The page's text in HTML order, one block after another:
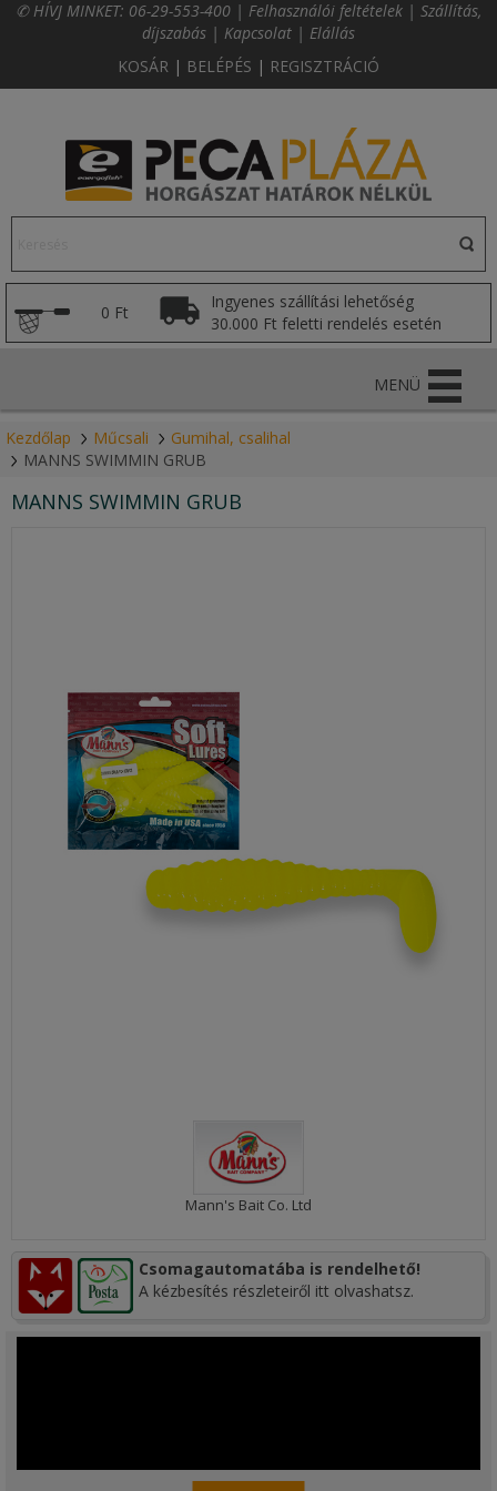
✆ HÍVJ MINKET: 06-29-553-400 | Felhasználói feltételek | Szállítás,
díjszabás | Kapcsolat | Elállás
KOSÁR | BELÉPÉS | REGISZTRÁCIÓ
0 Ft
Ingyenes szállítási lehetőség
30.000 Ft feletti rendelés esetén
MENÜ
Kezdőlap Műcsali
Gumihal, csalihal
MANNS SWIMMIN GRUB
MANNS SWIMMIN GRUB
Mann's Bait Co. Ltd
Csomagautomatába is rendelhető!
A kézbesítés részleteiről itt olvashatsz.